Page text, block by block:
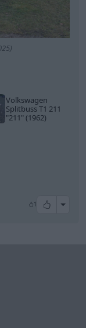
Volkswagen
Splitbuss T1 211
"211"(1962)
1 All